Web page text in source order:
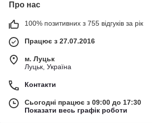
Про нас
100% позитивних з 755 відгуків за рік
Працює з 27.07.2016
м. Луцьк
Луцьк, Україна
Контакти
Сьогодні працює з 09:00 до 17:30
Показати весь графік роботи